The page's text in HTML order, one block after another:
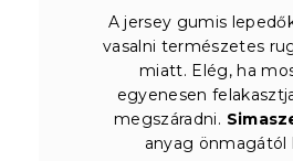
A jersey gumis
vasalni természetes
miatt. Elég, ha
egyenesen
megszáradni.
anyag önmagától